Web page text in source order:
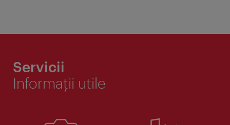
Servicii
Informaţii utile